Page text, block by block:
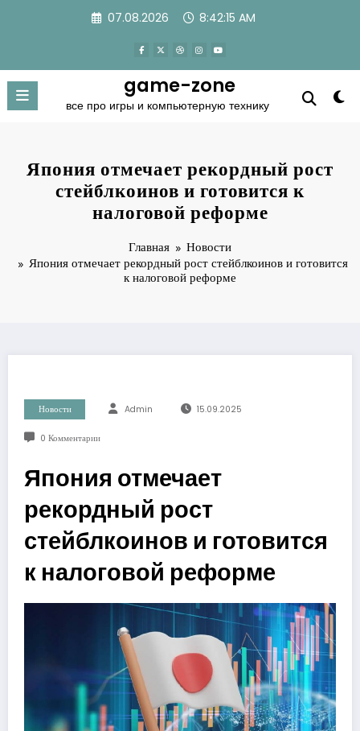
07.08.2026 8:42:15 AM
game-zone
все про игры и компьютерную технику
Япония отмечает рекордный рост
стейблкоинов и готовится к
налоговой реформе
Главная
Новости
Япония отмечает рекордный рост стейблкоинов и готовится
к налоговой реформе
Новости Admin 15.09.2025
0 Комментарии
Япония отмечает
рекордный рост
стейблкоинов и готовится
к налоговой реформе